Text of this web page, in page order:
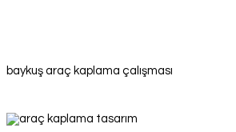
baykuş araç kaplama çalışması